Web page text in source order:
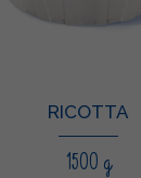
RICOTTA
1500 g